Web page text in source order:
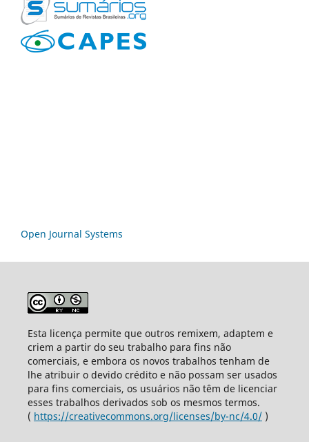
Open Journal Systems
Esta licença permite que outros remixem, adaptem e
criem a partir do seu trabalho para fins não
comerciais, e embora os novos trabalhos tenham de
lhe atribuir o devido crédito e não possam ser usados
para fins comerciais, os usuários não têm de licenciar
esses trabalhos derivados sob os mesmos termos.
( https://creativecommons.org/licenses/by-nc/4.0/)